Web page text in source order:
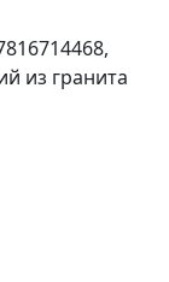
из гранита